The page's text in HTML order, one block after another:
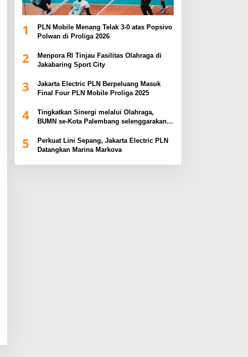
1
PLN Mobile Menang Telak 3-0 atas Popsivo
Polwan di Proliga 2026
2
Menpora RI Tinjau Fasilitas Olahraga di
Jakabaring Sport City
3
Jakarta Electric PLN Berpeluang Masuk
Final Four PLN Mobile Proliga 2025
4
Tingkatkan Sinergi melalui Olahraga,
BUMN se-Kota Palembang selenggarakan
5
Perkuat Lini Sepang, Jakarta Electric PLN
Datangkan Marina Markova